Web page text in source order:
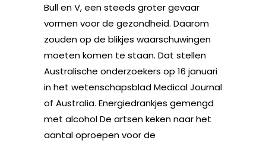
Bull en V, een steeds groter gevaar
vormen voor de gezondheid. Daarom
zouden op de blikjes waarschuwingen
moeten komen te staan. Dat stellen
Australische onderzoekers op 16 januari
in het wetenschapsblad Medical Journal
of Australia. Energiedrankjes gemengd
met alcohol De artsen keken naar het
aantal oproepen voor de